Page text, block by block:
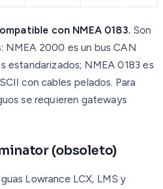
con NMEA 0183. Son
2000 es un bus CAN
estandarizados; NMEA 0183 es
con cables pelados. Para
se requieren gateways
(obsoleto)
Lowrance LCX, LMS y